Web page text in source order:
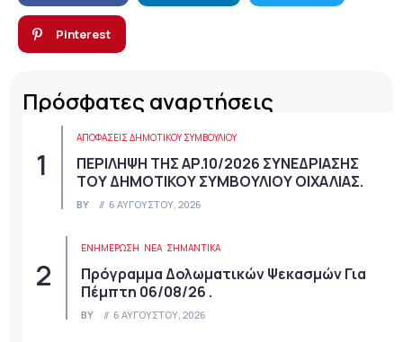
Pinterest
Πρόσφατες αναρτήσεις
ΑΠΟΦΆΣΕΙΣ ΔΗΜΟΤΙΚΟΎ ΣΥΜΒΟΥΛΊΟΥ
ΠΕΡΙΛΗΨΗ ΤΗΣ ΑΡ.10/2026 ΣΥΝΕΔΡΙΑΣΗΣ
ΤΟΥ ΔΗΜΟΤΙΚΟΥ ΣΥΜΒΟΥΛΙΟΥ ΟΙΧΑΛΙΑΣ.
BY 6 ΑΥΓΟΎΣΤΟΥ, 2026
ΕΝΗΜΕΡΩΣΗ ΝΈΑ ΣΗΜΑΝΤΙΚΆ
Πρόγραμμα Δολωματικών Ψεκασμών Για
Πέμπτη 06/08/26 .
BY 6 ΑΥΓΟΎΣΤΟΥ, 2026